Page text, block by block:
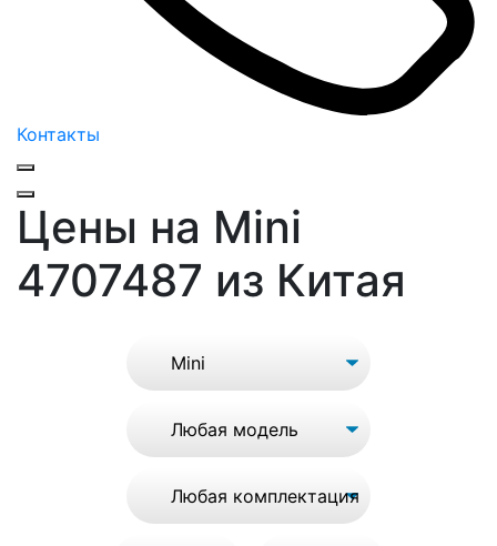
Контакты
Цены на Mini
4707487 из Китая